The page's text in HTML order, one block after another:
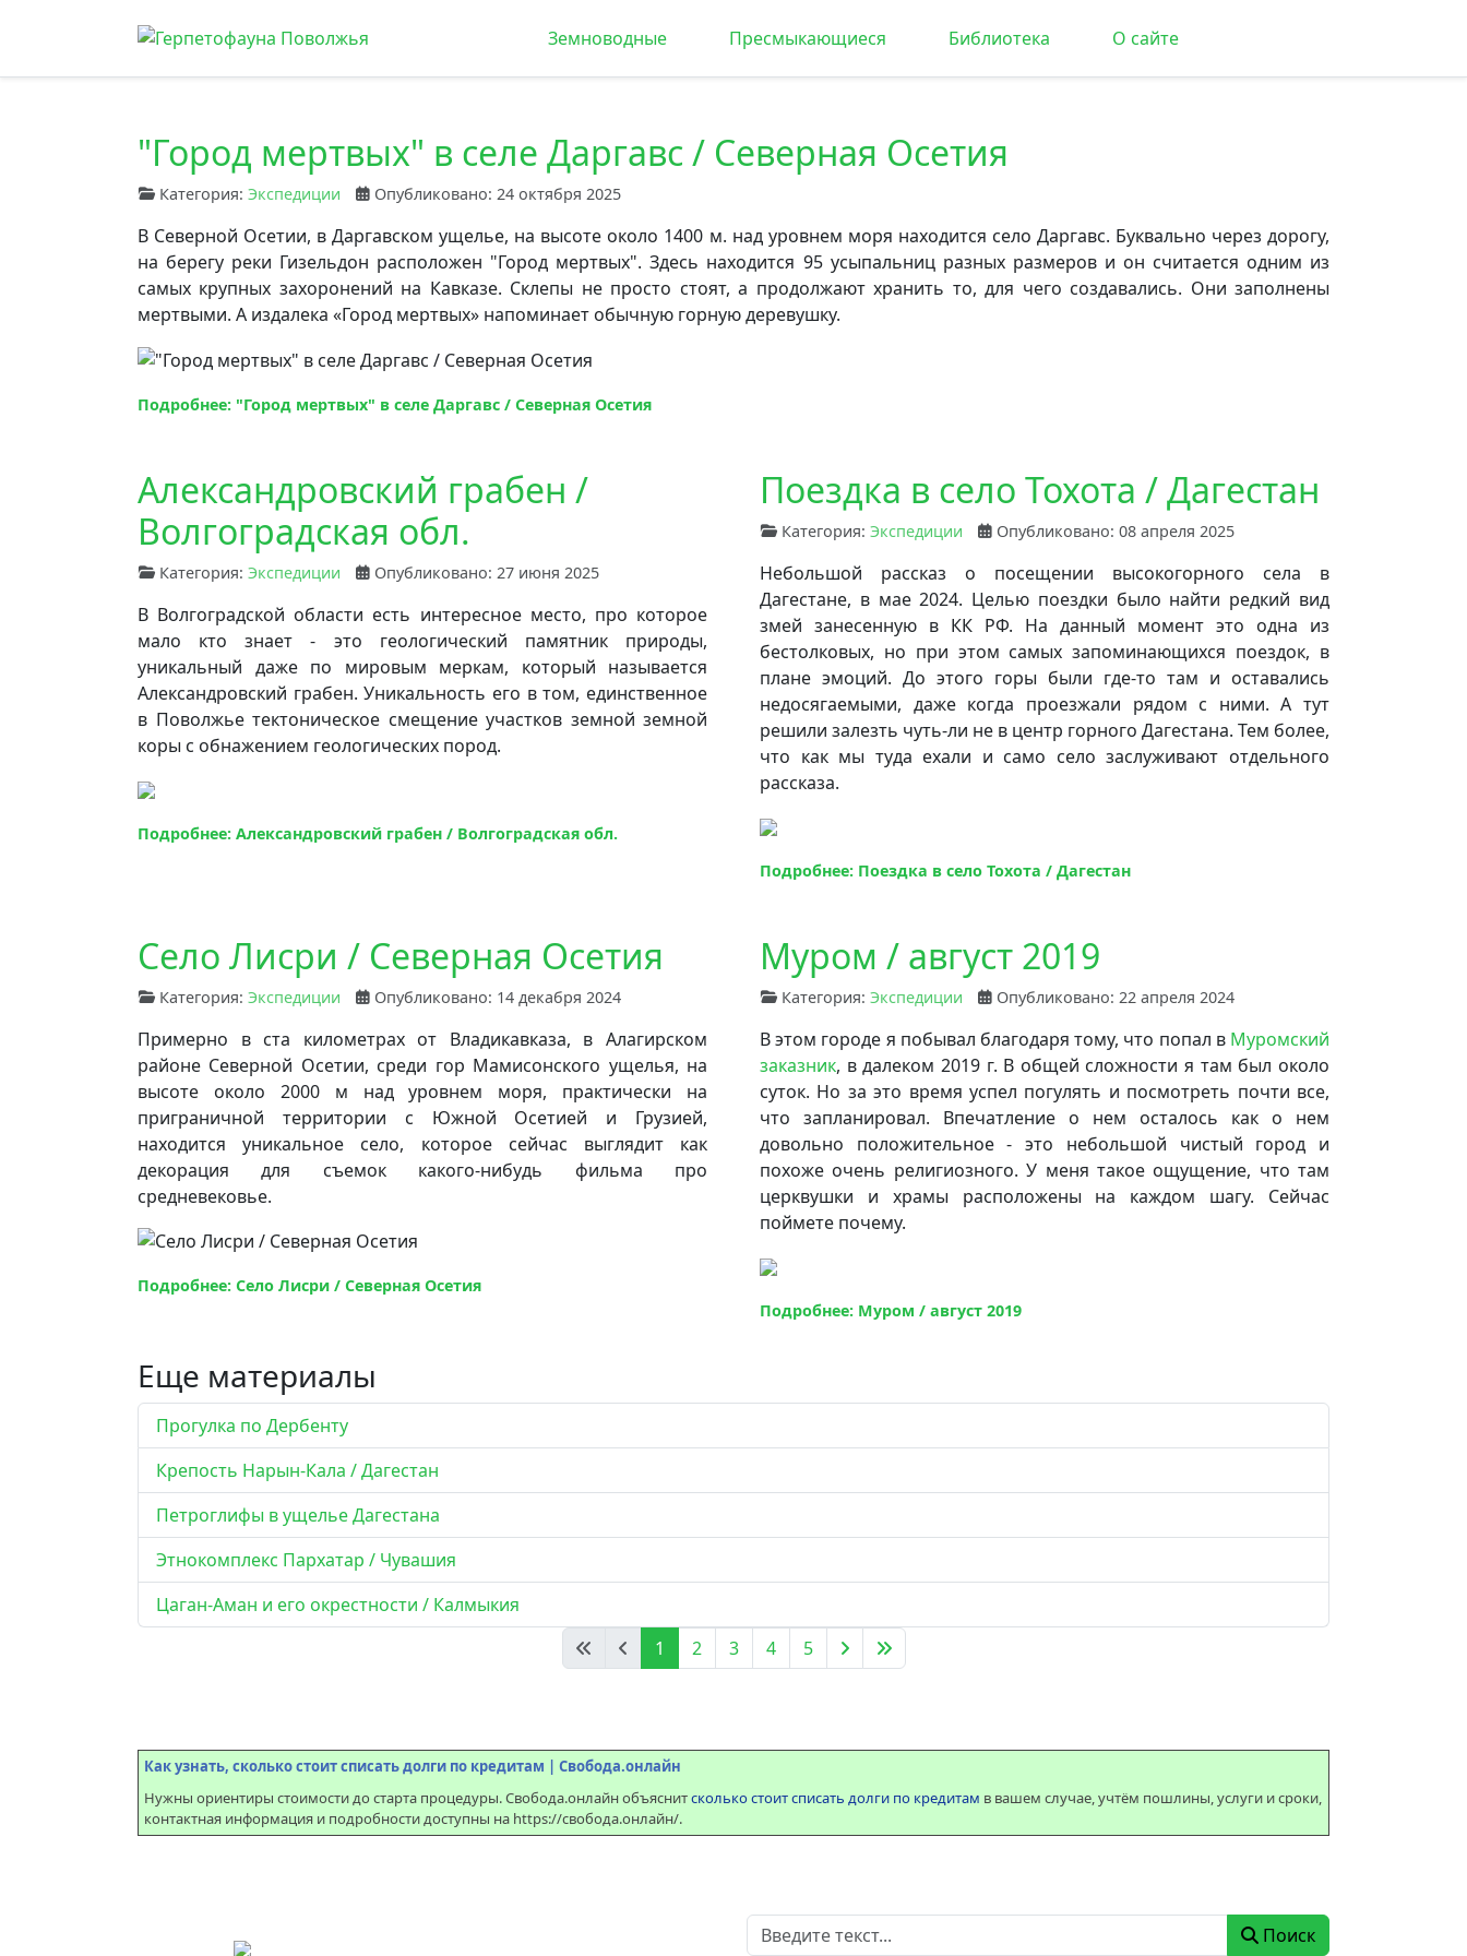
Земноводные Пресмыкающиеся Библиотека О сайте
"Город мертвых" в селе Даргавс / Северная Осетия
Категория: Экспедиции Опубликовано: 24 октября 2025
В Северной Осетии, в Даргавском ущелье, на высоте около 1400 м. над уровнем моря находится село Даргавс. Буквально через дорогу,
на берегу реки Гизельдон расположен "Город мертвых". Здесь находится 95 усыпальниц разных размеров и он считается одним из
самых крупных захоронений на Кавказе. Склепы не просто стоят, а продолжают хранить то, для чего создавались. Они заполнены
мертвыми. А издалека «Город мертвых» напоминает обычную горную деревушку.
Подробнее: "Город мертвых" в селе Даргавс / Северная Осетия
Александровский грабен /
Волгоградская обл.
Категория: Экспедиции Опубликовано: 27 июня 2025
В Волгоградской области есть интересное место, про которое
мало кто знает - это геологический памятник природы,
уникальный даже по мировым меркам, который называется
Александровский грабен. Уникальность его в том, единственное
в Поволжье тектоническое смещение участков земной земной
коры с обнажением геологических пород.
Подробнее: Александровский грабен / Волгоградская обл.
Поездка в село Тохота / Дагестан
Категория: Экспедиции Опубликовано: 08 апреля 2025
Небольшой рассказ о посещении высокогорного села в
Дагестане, в мае 2024. Целью поездки было найти редкий вид
змей занесенную в КК РФ. На данный момент это одна из
бестолковых, но при этом самых запоминающихся поездок, в
плане эмоций. До этого горы были где-то там и оставались
недосягаемыми, даже когда проезжали рядом с ними. А тут
решили залезть чуть-ли не в центр горного Дагестана. Тем более,
что как мы туда ехали и само село заслуживают отдельного
рассказа.
Подробнее: Поездка в село Тохота / Дагестан
Село Лисри / Северная Осетия
Категория: Экспедиции Опубликовано: 14 декабря 2024
Примерно в ста километрах от Владикавказа, в Алагирском
районе Северной Осетии, среди гор Мамисонского ущелья, на
высоте около 2000 м над уровнем моря, практически на
приграничной территории с Южной Осетией и Грузией,
находится уникальное село, которое сейчас выглядит как
декорация для съемок какого-нибудь фильма про
средневековье.
Подробнее: Село Лисри / Северная Осетия
Муром / август 2019
Категория: Экспедиции Опубликовано: 22 апреля 2024
В этом городе я побывал благодаря тому, что попал в Муромский
заказник, в далеком 2019 г. В общей сложности я там был около
суток. Но за это время успел погулять и посмотреть почти все,
что запланировал. Впечатление о нем осталось как о нем
довольно положительное - это небольшой чистый город и
похоже очень религиозного. У меня такое ощущение, что там
церквушки и храмы расположены на каждом шагу. Сейчас
поймете почему.
Подробнее: Муром / август 2019
Еще материалы
Прогулка по Дербенту
Крепость Нарын-Кала / Дагестан
Петроглифы в ущелье Дагестана
Этнокомплекс Пархатар / Чувашия
Цаган-Аман и его окрестности / Калмыкия
1
2 3 4 5
Как узнать, сколько стоит списать долги по кредитам | Свобода.онлайн
Нужны ориентиры стоимости до старта процедуры. Свобода.онлайн объяснитсколько стоит списать долги по кредитам в вашем случае, учтём пошлины, услуги и сроки,
контактная информация и подробности доступны на https://свобода.онлайн/.
Поиск Поиск